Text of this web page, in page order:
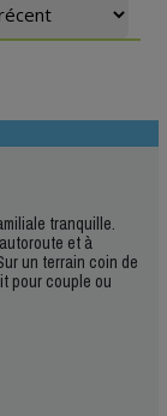
tranquille.
et à
un terrain coin de
pour couple ou